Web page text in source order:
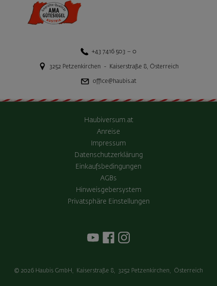
+43 7416 503 – 0
3252 Petzenkirchen - Kaiserstraße 8, Österreich
office@haubis.at
Haubiversum.at
Anreise
Impressum
Datenschutzerklärung
Einkaufsbedingungen
AGBs
Hinweisgebersystem
Privatsphäre Einstellungen
© 2026 Haubis GmbH , Kaiserstraße 8, 3252 Petzenkirchen, Österreich